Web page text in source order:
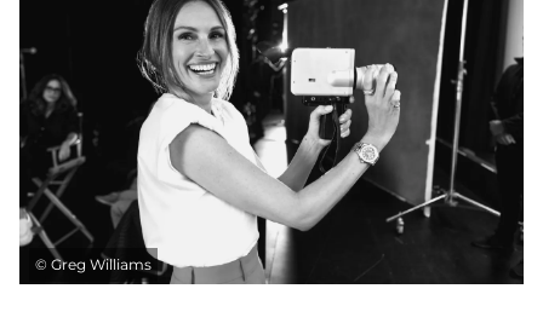
© Greg Williams